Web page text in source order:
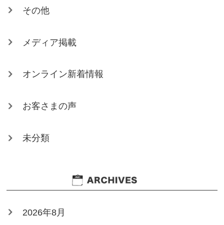
その他
メディア掲載
オンライン新着情報
お客さまの声
未分類
2026年8月